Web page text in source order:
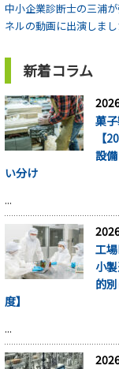
中小企業診断士の三浦
ネルの動画に出演しまし
新着コラム
菓
【
設
い分け
...
工
小
的
度】
...